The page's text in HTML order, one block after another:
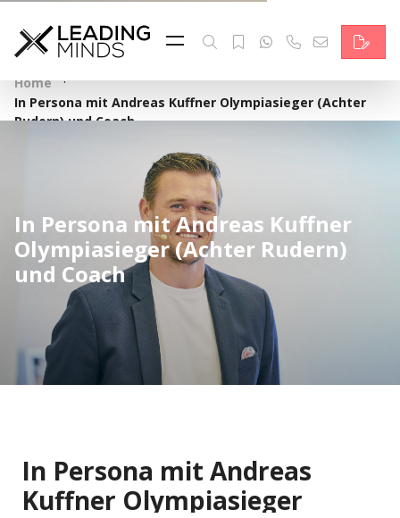
Feed
Reading Minds
Topics
Services
Who we are
Contact
Deutsch
Home ·
In Persona mit Andreas Kuffner Olympiasieger (Achter
Rudern) und Coach
In Persona mit Andreas Kuffner
Olympiasieger (Achter Rudern)
und Coach
In Persona mit Andreas
Kuffner Olympiasieger